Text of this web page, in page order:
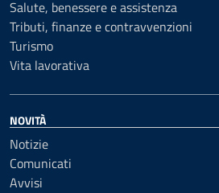
Salute, benessere e assistenza
Tributi, finanze e contravvenzioni
Turismo
Vita lavorativa
NOVITÀ
Notizie
Comunicati
Avvisi